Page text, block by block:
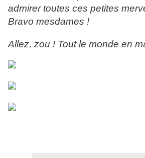
admirer toutes ces petites
Bravo mesdames !
Allez, zou ! Tout le monde en